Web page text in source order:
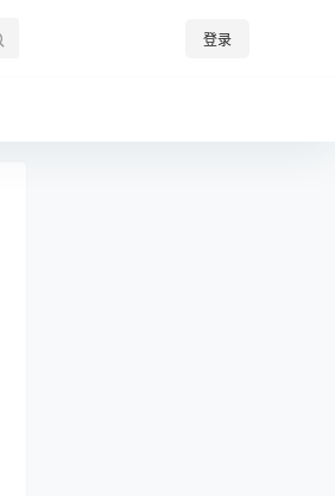
登录